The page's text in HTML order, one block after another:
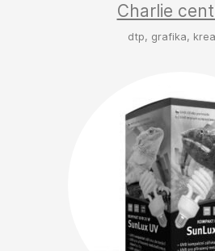
Charlie
dtp, grafika,